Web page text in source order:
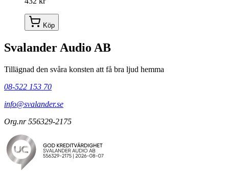
Köp
Svalander Audio AB
Tillägnad den svåra konsten att få bra ljud hemma
08-522 153 70
info@svalander.se
Org.nr 556329-2175